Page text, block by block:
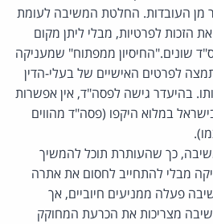
מן העובדות. החלטת המשיבה לעומת
הזכות לפרטיות, מבלי ליתן מקום
שונים."החיסיון ממפתוח" שמעניקה
לפרטים האישיים של בעלי-הדין
בהיעדר גישה לפסה"ד, אין אפשרות
במלוא היקפו (פסה"ד מהווים
כך שהעותרת תוכל להמשיך
מבלי להתחייב לחסום את אתרה
פעלה ממניעים חיוביים, אך
מצריכות את הכרעת המחוקק